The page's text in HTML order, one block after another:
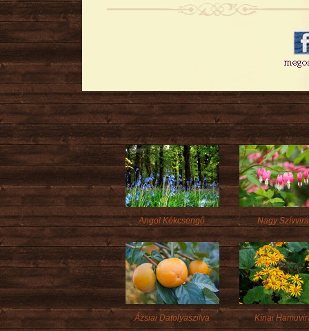
Angol Kékcsengő Nagy
Ázsiai Datolyaszilva Kínai